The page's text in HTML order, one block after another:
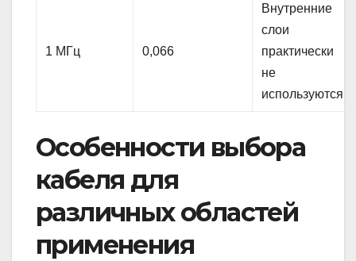
1 МГц 0,066
Внутренние
слои
практически
не
используются
Особенности выбора
кабеля для
различных областей
применения